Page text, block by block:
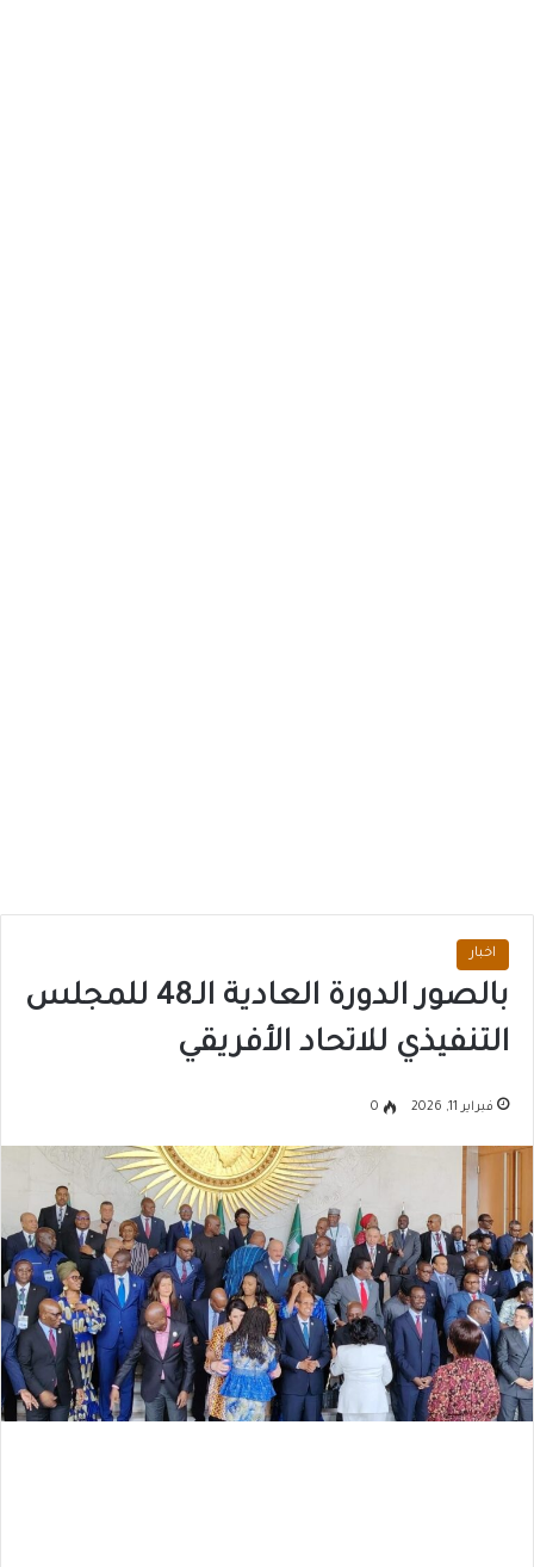
اخبار
بالصور الدورة العادية الـ48 للمجلس
التنفيذي للاتحاد الأفريقي
فبراير 11, 2026 0